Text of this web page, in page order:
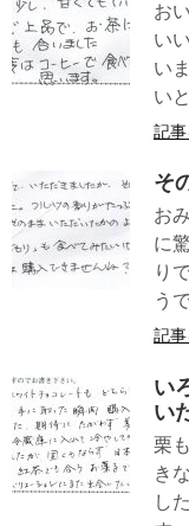
お
い
い
記
そ
お
に
り
う
記
い
い
栗
き
し